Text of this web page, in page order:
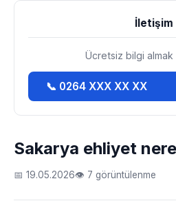
Sakarya ehliyet
📅 19.05.2026👁 7 görüntülenme
İletişim
Ücretsiz bilgi almak
📞 0264 XXX XX XX